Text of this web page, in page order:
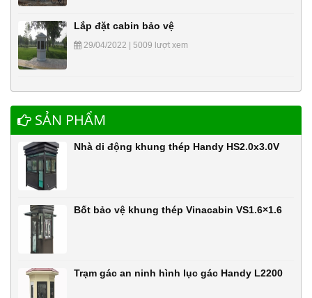
Lắp đặt cabin bảo vệ
29/04/2022 | 5009 lượt xem
SẢN PHẨM
Nhà di động khung thép Handy HS2.0x3.0V
Bốt bảo vệ khung thép Vinacabin VS1.6×1.6
Trạm gác an ninh hình lục gác Handy L2200